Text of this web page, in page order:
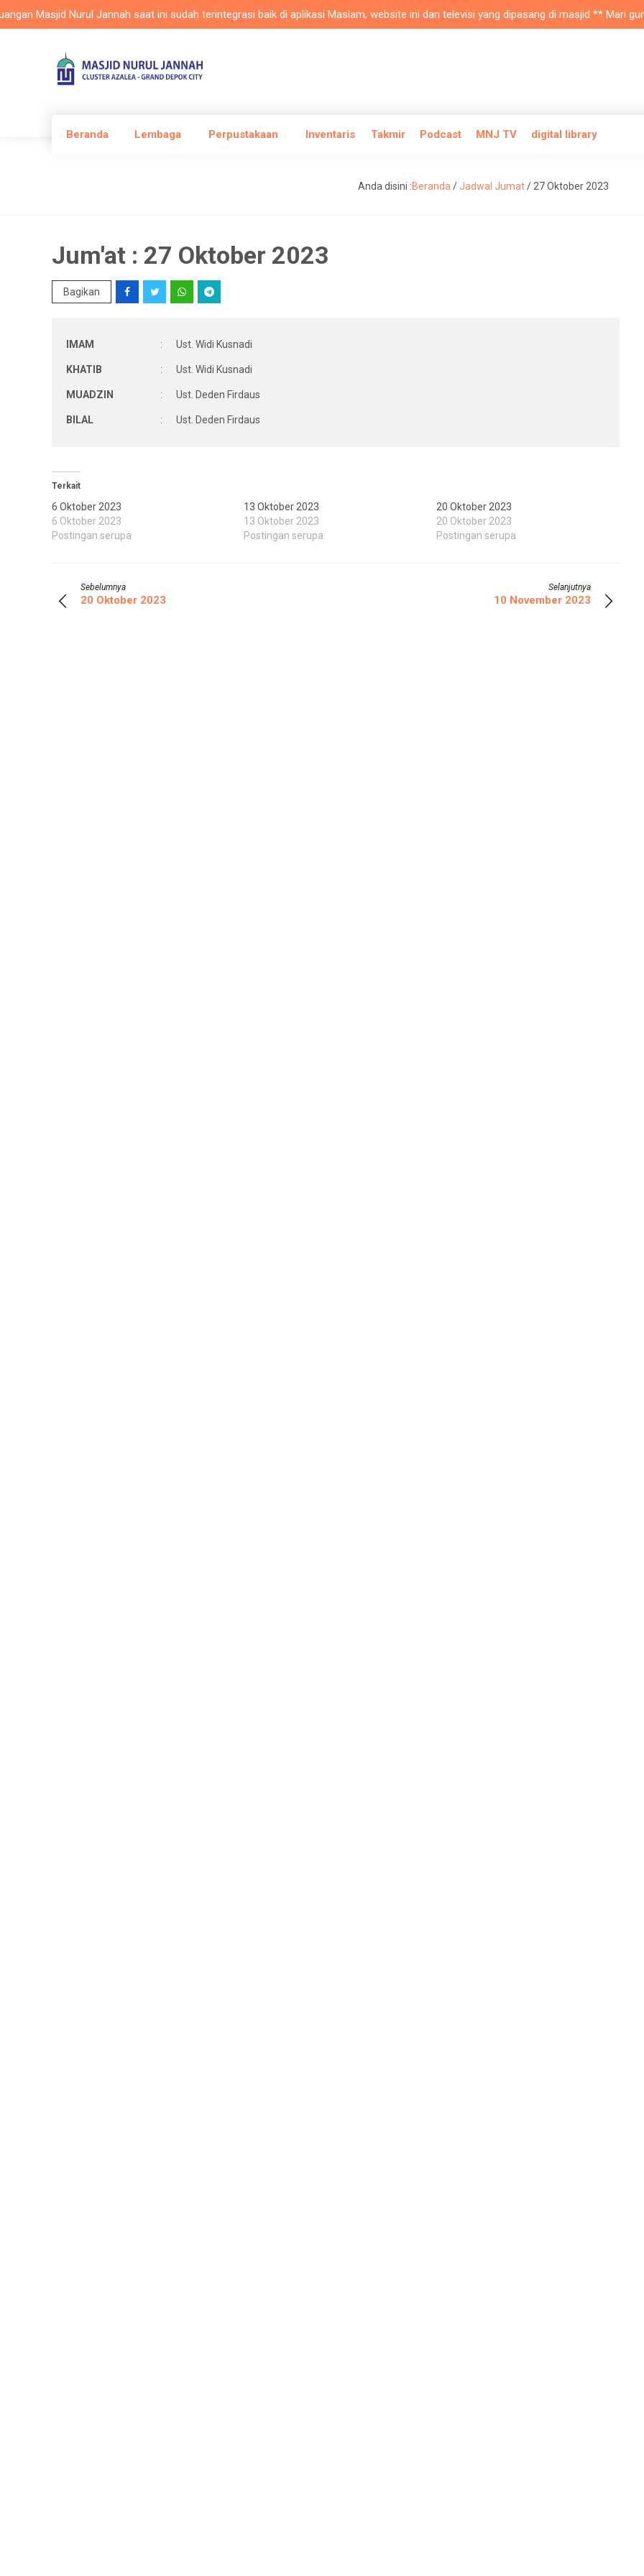
Masjid Nurul Jannah saat ini sudah terintegrasi baik di aplikasi Maslam, website ini dan televisi yang dipasang di masjid ** Mari
Beranda Lembaga Perpustakaan Inventaris Takmir Podcast MNJ TV digital library
Anda disini :Beranda /Jadwal Jumat/ 27 Oktober 2023
Jum'at : 27 Oktober 2023
Bagikan
IMAM : Ust. Widi Kusnadi
KHATIB : Ust. Widi Kusnadi
MUADZIN : Ust. Deden Firdaus
BILAL : Ust. Deden Firdaus
Terkait
6 Oktober 2023
6 Oktober 2023
Postingan serupa
13 Oktober 2023
13 Oktober 2023
Postingan serupa
20 Oktober 2023
20 Oktober 2023
Postingan serupa
Sebelumnya
20 Oktober 2023
Selanjutnya
10 November 2023